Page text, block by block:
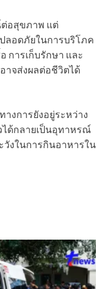
อสุขภาพ แต่
ลอดภัยในการบริโภค
การเก็บรักษา และ
าจส่งผลต่อชีวิตได้
งการยังอยู่ระหว่าง
ได้กลายเป็นอุทาหรณ์
งในการกินอาหารใน